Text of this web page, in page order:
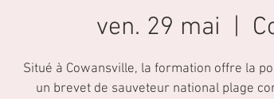
ven. 29 mai
Situé à Cowansville, la formation offre la
un brevet de sauveteur national plage